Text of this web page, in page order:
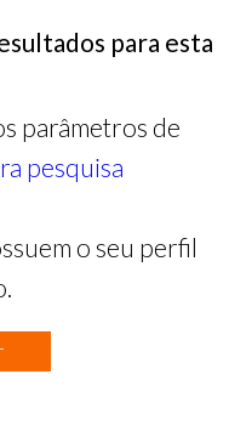
para esta
parâmetros de
pesquisa
o seu perfil